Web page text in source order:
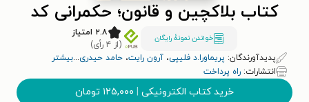
کتاب بلاکچین و قانون؛ حکمرانی کد
خواندن نمونۀ رایگان
۲.۸ امتیاز
(از ۴ رأی)
پدیدآورندگان: پریماورا.د فلیپی، آرون رایت، حامد حیدری...بیشتر
انتشارات: راه پرداخت
خرید کتاب الکترونیکی | ۱۲۵,۰۰۰ تومان